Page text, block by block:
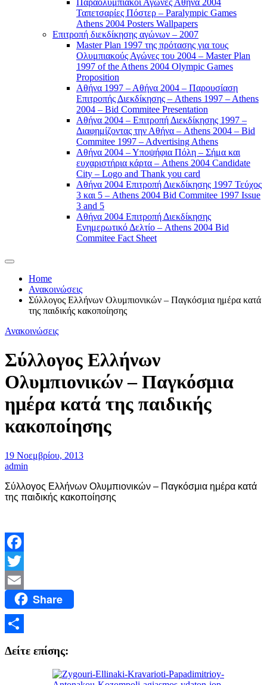
Ταπετσαρίες Πόστερ – Paralympic Games
Athens 2004 Posters Wallpapers
Επιτροπή διεκδίκησης αγώνων – 2007
Master Plan 1997 της πρότασης για τους
Ολυμπιακούς Αγώνες του 2004 – Master Plan
1997 of the Athens 2004 Olympic Games
Proposition
Αθήνα 1997 – Αθήνα 2004 – Παρουσίαση
Επιτροπής Διεκδίκησης – Athens 1997 – Athens
2004 – Bid Commitee Presentation
Αθήνα 2004 – Επιτροπή Διεκδίκησης 1997 –
Διαφημίζοντας την Αθήνα – Athens 2004 – Bid
Commitee 1997 – Advertising Athens
Αθήνα 2004 – Υποψήφια Πόλη – Σήμα και
ευχαριστήρια κάρτα – Athens 2004 Candidate
City – Logo and Thank you card
Αθήνα 2004 Επιτροπή Διεκδίκησης 1997 Τεύχος
3 και 5 – Athens 2004 Bid Commitee 1997 Issue
3 and 5
Αθήνα 2004 Επιτροπή Διεκδίκησης
Ενημερωτικό Δελτίο – Athens 2004 Bid
Commitee Fact Sheet
Home
Ανακοινώσεις
Σύλλογος Ελλήνων Ολυμπιονικών – Παγκόσμια ημέρα κατά
της παιδικής κακοποίησης
Ανακοινώσεις
Σύλλογος Ελλήνων
Ολυμπιονικών – Παγκόσμια
ημέρα κατά της παιδικής
κακοποίησης
19 Νοεμβρίου, 2013
admin
Σύλλογος Ελλήνων Ολυμπιονικών – Παγκόσμια ημέρα κατά
της παιδικής κακοποίησης
Facebook
Twitter
Email Share
Δείτε επίσης: